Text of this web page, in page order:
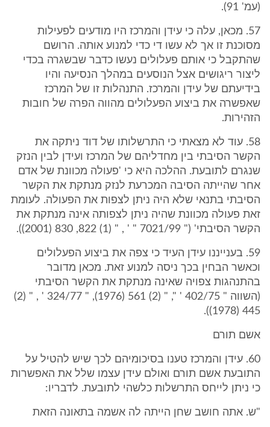
(עמ' 91).
57. מכאן, עלה כי עידן והמרכז היו מודעים לפעילות
מסוכנת זו אך לא עשו די כדי למנוע אותה. הרושם
שהתקבל כי אותם פעלולים נעשו כדבר שבשגרה בכדי
ליצור ריגושים אצל הנוסעים במהלך הנסיעה והיו
בידיעתם של עידן והמרכז. התנהלות זו של המרכז
שאפשרה את ביצוע הפעלולים מהווה הפרה של חובות
הזהירות.
58. עוד לא מצאתי כי התרשלותו של דוד ניתקה את
הקשר הסיבתי בין מחדליהם של המרכז ועידן לבין הנזק
שנגרם לתובעת. ההלכה היא כי 'פעולה מכוונת של אדם
אחר שהייתה הסיבה המכרעת לנזק מנתקת את הקשר
הסיבתי בתנאי שלא היה ניתן לצפות את הפעולה. לעומת
זאת פעולה מכוונת שהיה ניתן לצפותה אינה מנתקת את
הקשר הסיבתי' (" 7021/99 " ' , " (1) 822, 830 (2001)).
59. בענייננו עידן העיד כי צפה את ביצוע הפעלולים
וכאשר הבחין בכך ניסה למנוע זאת. מכאן מדובר
בהתנהגות צפויה שאינה מנתקת את הקשר הסיבתי
(השווה " 402/75 ' ", " (2) 561 (1976), " 324/77 ' , " (2)
445 (1978)).
אשם תורם
60. עידן והמרכז טענו בסיכומיהם לכך שיש להטיל על
התובעת אשם תורם ואולם עידן עצמו שלל את האפשרות
כי ניתן לייחס התרשלות כלשהי לתובעת. לדבריו:
"ש. אתה חושב שחן הייתה לה אשמה בתאונה הזאת